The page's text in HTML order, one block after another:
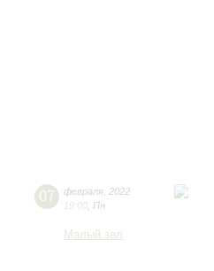
07 февраля 2022
19:00 Пн
Малый зал